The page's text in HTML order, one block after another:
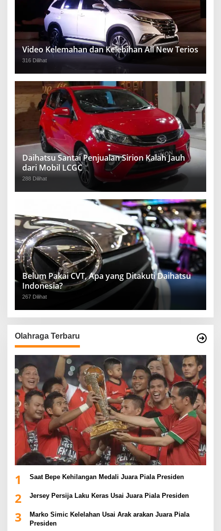
Video Kelemahan dan Kelebihan All New Terios
316 Dilihat
Daihatsu Santai Penjualan Sirion Kalah Jauh
dari Mobil LCGC
288 Dilihat
Belum Pakai CVT, Apa yang Ditakuti Daihatsu
Indonesia?
267 Dilihat
Olahraga Terbaru
1 Saat Bepe Kehilangan Medali Juara Piala Presiden
2 Jersey Persija Laku Keras Usai Juara Piala Presiden
3
Marko Simic Kelelahan Usai Arak arakan Juara Piala
Presiden